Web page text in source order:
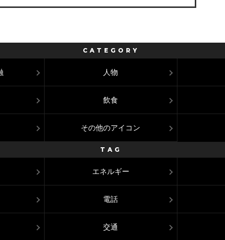
CATEGORY
人物
飲食
その他のアイコン
TAG
エネルギー
電話
交通